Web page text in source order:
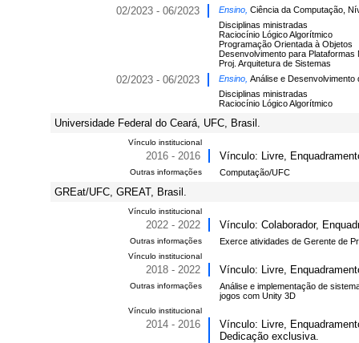
02/2023 - 06/2023 Ensino, Ciência da Computação,
Disciplinas ministradas
Raciocínio Lógico Algorítmico
Programação Orientada à Objetos
Desenvolvimento para Plataformas
Proj. Arquitetura de Sistemas
02/2023 - 06/2023 Ensino, Análise e
Disciplinas ministradas
Raciocínio Lógico Algorítmico
Universidade Federal do Ceará, UFC, Brasil.
Vínculo institucional
2016 - 2016 Vínculo: Livre,
Outras informações Computação/UFC
GREat/UFC, GREAT, Brasil.
Vínculo institucional
2022 - 2022 Vínculo: Colaborador,
Outras informações Exerce atividades de Gerente de
Vínculo institucional
2018 - 2022 Vínculo: Livre,
Outras informações
Análise e implementação de
jogos com Unity 3D
Vínculo institucional
2014 - 2016
Vínculo: Livre,
Dedicação exclusiva.